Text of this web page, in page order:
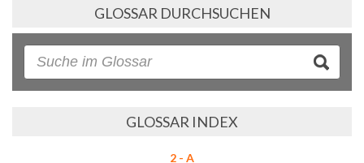
GLOSSAR DURCHSUCHEN
GLOSSAR INDEX
2 - A